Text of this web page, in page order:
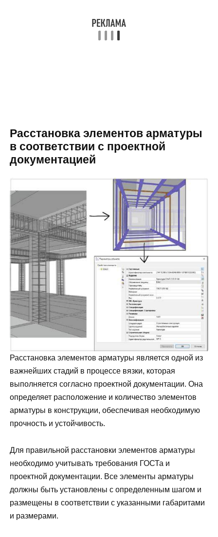
Расстановка элементов арматуры
в соответствии с проектной
документацией
Расстановка элементов арматуры является одной из
важнейших стадий в процессе вязки, которая
выполняется согласно проектной документации. Она
определяет расположение и количество элементов
арматуры в конструкции, обеспечивая необходимую
прочность и устойчивость.
Для правильной расстановки элементов арматуры
необходимо учитывать требования ГОСТа и
проектной документации. Все элементы арматуры
должны быть установлены с определенным шагом и
размещены в соответствии с указанными габаритами
и размерами.